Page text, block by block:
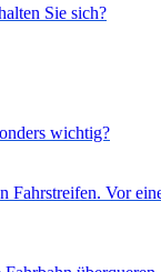
Sie sich?
wichtig?
Vor